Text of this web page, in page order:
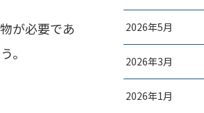
が必要であ
。
2026年5月
2026年3月
2026年1月